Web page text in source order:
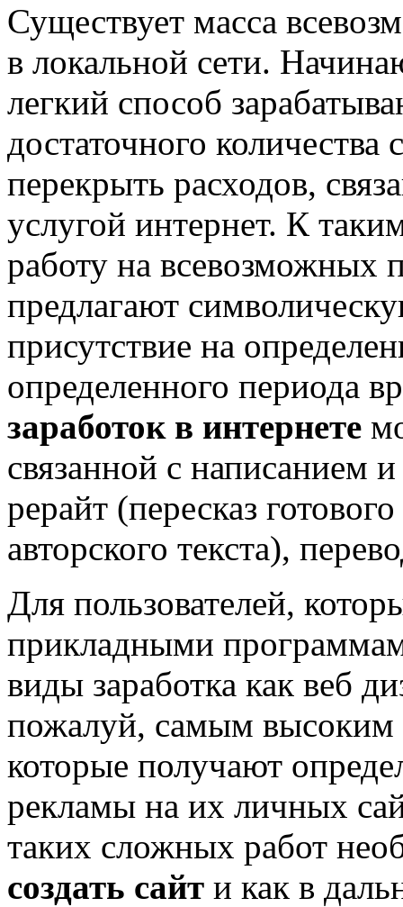
Существует масса
в локальной сети.
легкий способ
достаточного
перекрыть расходов,
услугой интернет. К
работу на всевозможных
предлагают
присутствие на
определенного периода
заработок в интернете
связанной с написанием
рерайт (пересказ
авторского текста),
Для пользователей,
прикладными
виды заработка как веб
пожалуй, самым
которые получают
рекламы на их личных
таких сложных работ
создать сайт и как в